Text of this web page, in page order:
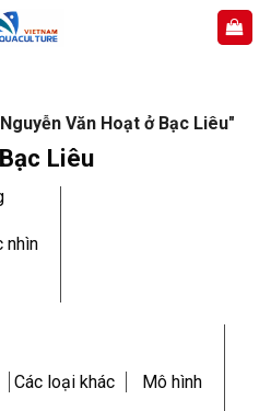
Văn Hoạt ở Bạc Liêu"
Liêu
nhìn
Các loại khác Mô hình